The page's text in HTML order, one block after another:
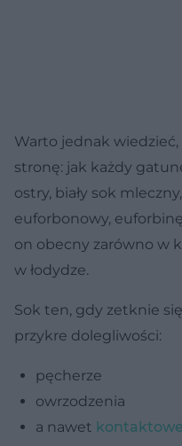
Warto jednak
stronę: jak każdy
ostry, biały sok
euforbonowy,
on obecny zarówno w
w łodydze.
Sok ten, gdy zetknie
przykre dolegliwości:
pęcherze
owrzodzenia
a nawet